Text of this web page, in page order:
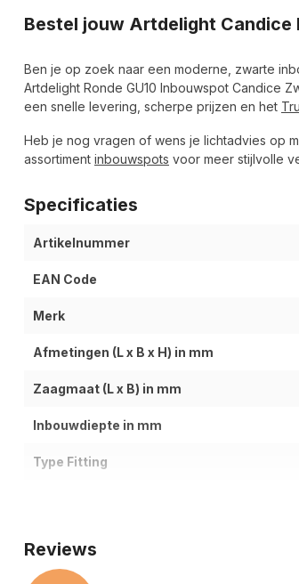
Bestel jouw Artdelight
Ben je op zoek naar een moderne, zwarte
Artdelight Ronde GU10 Inbouwspot Candice
een snelle levering, scherpe prijzen en het
Heb je nog vragen of wens je lichtadvies op
assortiment inbouwspots voor meer stijlvolle
Specificaties
Artikelnummer
EAN Code
Merk
Afmetingen (L x B x H) in mm
Zaagmaat (L x B) in mm
Inbouwdiepte in mm
Type Fitting
Kantelbaar
Reviews